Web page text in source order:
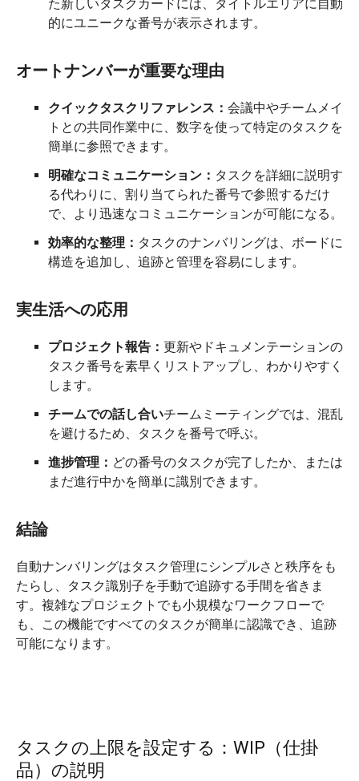
た新しいタスクカードには、タイトルエリアに自動
的にユニークな番号が表示されます。
オートナンバーが重要な理由
クイックタスクリファレンス： 会議中やチームメイ
トとの共同作業中に、数字を使って特定のタスクを
簡単に参照できます。
明確なコミュニケーション： タスクを詳細に説明す
る代わりに、割り当てられた番号で参照するだけ
で、より迅速なコミュニケーションが可能になる。
効率的な整理： タスクのナンバリングは、ボードに
構造を追加し、追跡と管理を容易にします。
実生活への応用
プロジェクト報告： 更新やドキュメンテーションの
タスク番号を素早くリストアップし、わかりやすく
します。
チームでの話し合いチームミーティングでは、混乱
を避けるため、タスクを番号で呼ぶ。
進捗管理： どの番号のタスクが完了したか、または
まだ進行中かを簡単に識別できます。
結論
自動ナンバリングはタスク管理にシンプルさと秩序をも
たらし、タスク識別子を手動で追跡する手間を省きま
す。複雑なプロジェクトでも小規模なワークフローで
も、この機能ですべてのタスクが簡単に認識でき、追跡
可能になります。
タスクの上限を設定する：WIP（仕掛
品）の説明